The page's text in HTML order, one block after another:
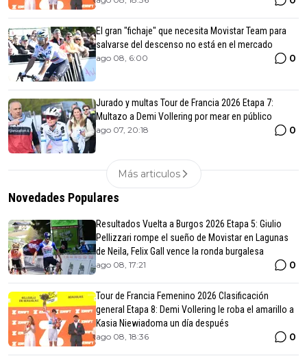
El gran "fichaje" que necesita Movistar Team para
salvarse del descenso no está en el mercado
ago 08, 6:00 0
Jurado y multas Tour de Francia 2026 Etapa 7:
Multazo a Demi Vollering por mear en público
ago 07, 20:18 0
Más articulos
Novedades Populares
Resultados Vuelta a Burgos 2026 Etapa 5: Giulio
Pellizzari rompe el sueño de Movistar en Lagunas
de Neila, Felix Gall vence la ronda burgalesa
ago 08, 17:21 0
Tour de Francia Femenino 2026 Clasificación
general Etapa 8: Demi Vollering le roba el amarillo a
Kasia Niewiadoma un día después
ago 08, 18:36 0